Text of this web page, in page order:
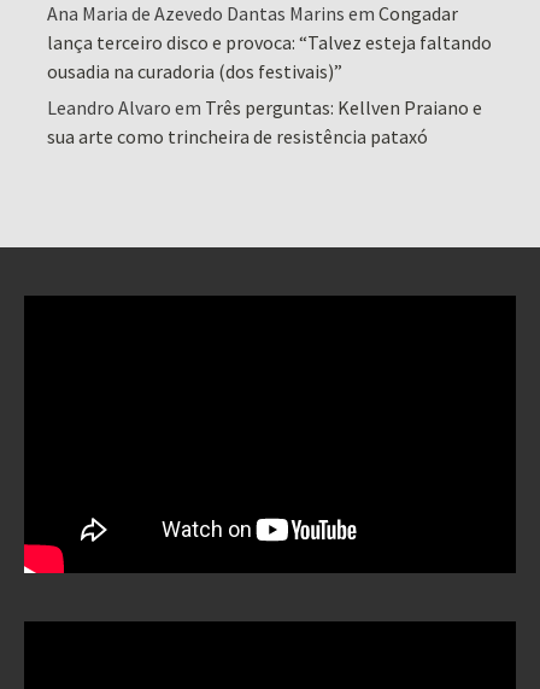
Ana Maria de Azevedo Dantas Marins emCongadar
lança terceiro disco e provoca: “Talvez esteja faltando
ousadia na curadoria (dos festivais)”
Leandro Alvaro em Três perguntas: Kellven Praiano e
sua arte como trincheira de resistência pataxó